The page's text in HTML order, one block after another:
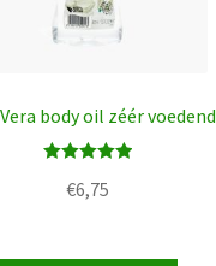
body oil zéér voedend
uit 5
€6,75